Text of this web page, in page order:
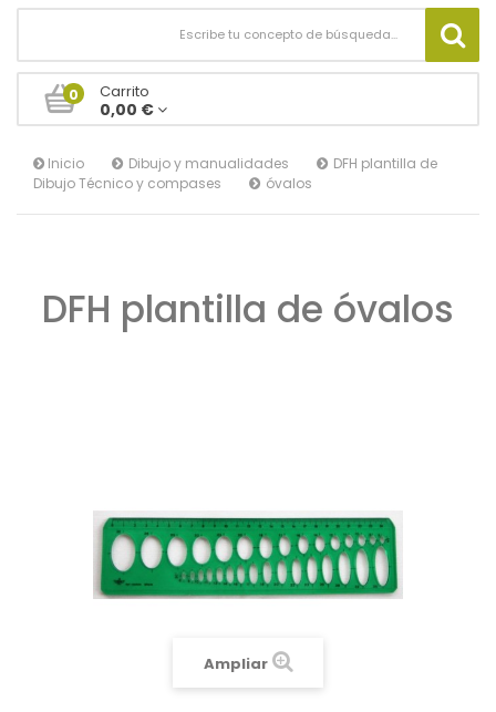
0 Carrito
0,00 €
Inicio
Dibujo y manualidades
Dibujo Técnico y compases
DFH plantilla de
óvalos
DFH plantilla de óvalos
Ampliar